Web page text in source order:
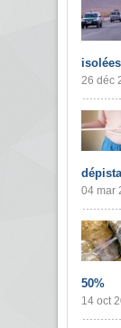
isolées
26 déc
04 mar
50%
14 oct